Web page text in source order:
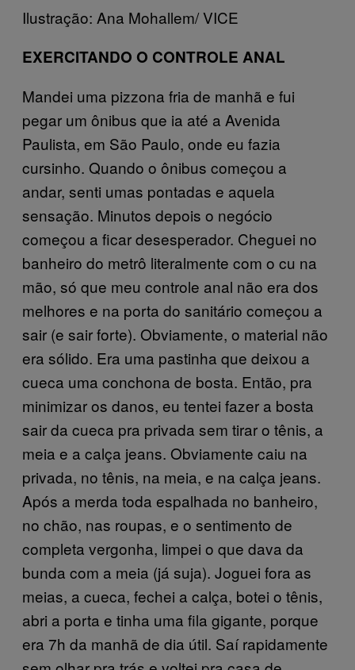
Ilustração: Ana Mohallem/ VICE
EXERCITANDO O CONTROLE ANAL
Mandei uma pizzona fria de manhã e fui
pegar um ônibus que ia até a Avenida
Paulista, em São Paulo, onde eu fazia
cursinho. Quando o ônibus começou a
andar, senti umas pontadas e aquela
sensação. Minutos depois o negócio
começou a ficar desesperador. Cheguei no
banheiro do metrô literalmente com o cu na
mão, só que meu controle anal não era dos
melhores e na porta do sanitário começou a
sair (e sair forte). Obviamente, o material não
era sólido. Era uma pastinha que deixou a
cueca uma conchona de bosta. Então, pra
minimizar os danos, eu tentei fazer a bosta
sair da cueca pra privada sem tirar o tênis, a
meia e a calça jeans. Obviamente caiu na
privada, no tênis, na meia, e na calça jeans.
Após a merda toda espalhada no banheiro,
no chão, nas roupas, e o sentimento de
completa vergonha, limpei o que dava da
bunda com a meia (já suja). Joguei fora as
meias, a cueca, fechei a calça, botei o tênis,
abri a porta e tinha uma fila gigante, porque
era 7h da manhã de dia útil. Saí rapidamente